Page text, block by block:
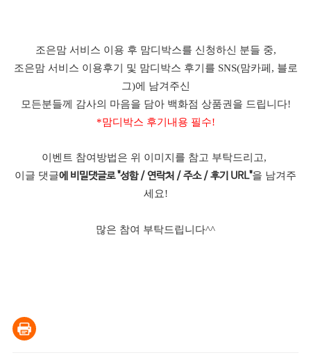
조은맘 서비스 이용 후 맘디박스를 신청하신 분들 중,
조은맘 서비스 이용후기 및 맘디박스 후기를 SNS(맘카페, 블로
그)에 남겨주신
모든분들께 감사의 마음을 담아 백화점 상품권을 드립니다!
*맘디박스 후기내용 필수!
이벤트 참여방법은 위 이미지를 참고 부탁드리고,
이글 댓글에 비밀댓글로 "성함 / 연락처 / 주소 / 후기 URL"을 남겨주
세요!
많은 참여 부탁드립니다^^